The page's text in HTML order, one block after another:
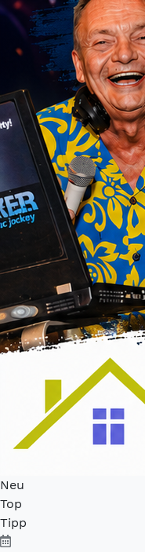
Neu
Top
Tipp